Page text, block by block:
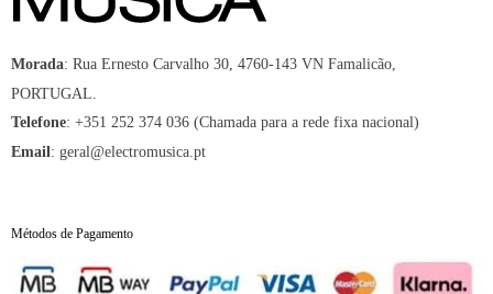
Morada: Rua Ernesto Carvalho 30, 4760-143 VN Famalicão,
PORTUGAL.
Telefone: +351 252 374 036 (Chamada para a rede fixa nacional)
Email : geral@electromusica.pt
Métodos de Pagamento